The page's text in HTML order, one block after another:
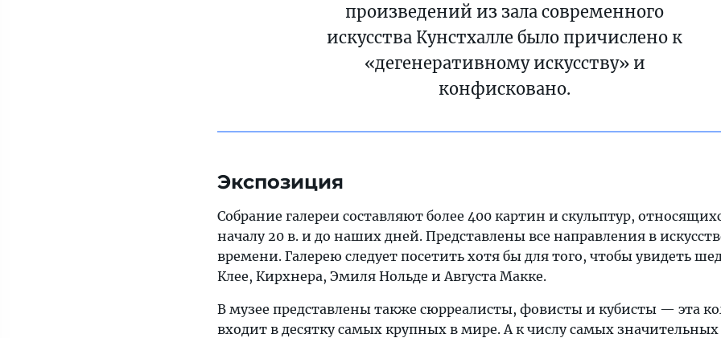
произведений из зала современного
искусства Кунстхалле было причислено к
«дегенеративному искусству» и
конфисковано.
Экспозиция
Собрание галереи составляют более 400 картин и скульптур,
началу 20 в. и до наших дней. Представлены все направления в
времени. Галерею следует посетить хотя бы для того, чтобы увидеть
Клее, Кирхнера, Эмиля Нольде и Августа Макке.
В музее представлены также сюрреалисты, фовисты и кубисты — эта
входит в десятку самых крупных в мире. А к числу самых значительных